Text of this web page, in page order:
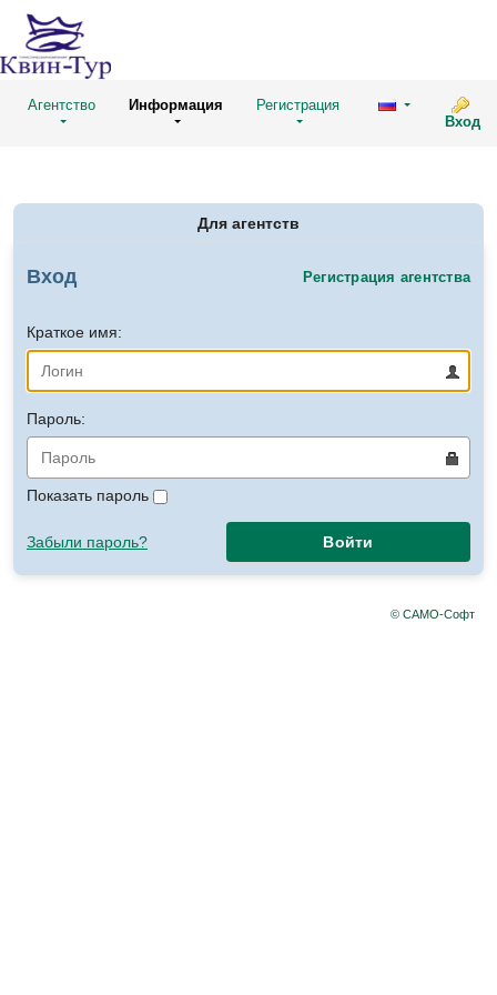
Агентство Информация
Регистрация
Вход
Для агентств
Вход Регистрация агентства
Краткое имя:
Пароль:
Показать пароль
Забыли пароль? Войти
© САМО-Софт